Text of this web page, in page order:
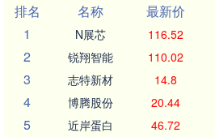
排名
名称 最新价
1
N展芯 116.52
2 锐翔智能 110.02
3 志特新材 14.8
4 博腾股份 20.44
5 近岸蛋白 46.72